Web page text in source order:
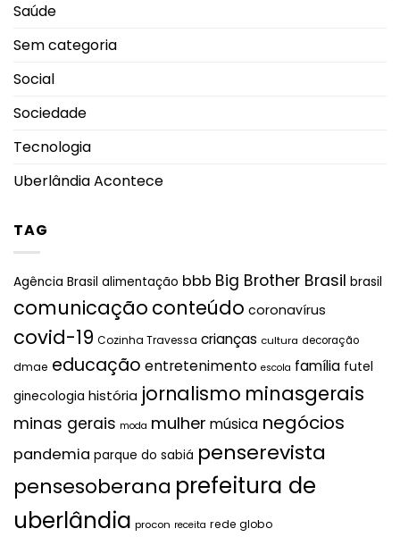
Saúde
Sem categoria
Social
Sociedade
Tecnologia
Uberlândia Acontece
TAG
Agência Brasil alimentação bbb Big Brother Brasil brasil
comunicação conteúdo coronavírus
covid-19 Cozinha Travessa crianças cultura decoração
dmae educação entretenimento escola família futel
ginecologia história jornalismo minasgerais
minas gerais moda mulher música negócios
pandemia parque do sabiá penserevista
pensesoberana prefeitura de
uberlândia procon receita rede globo